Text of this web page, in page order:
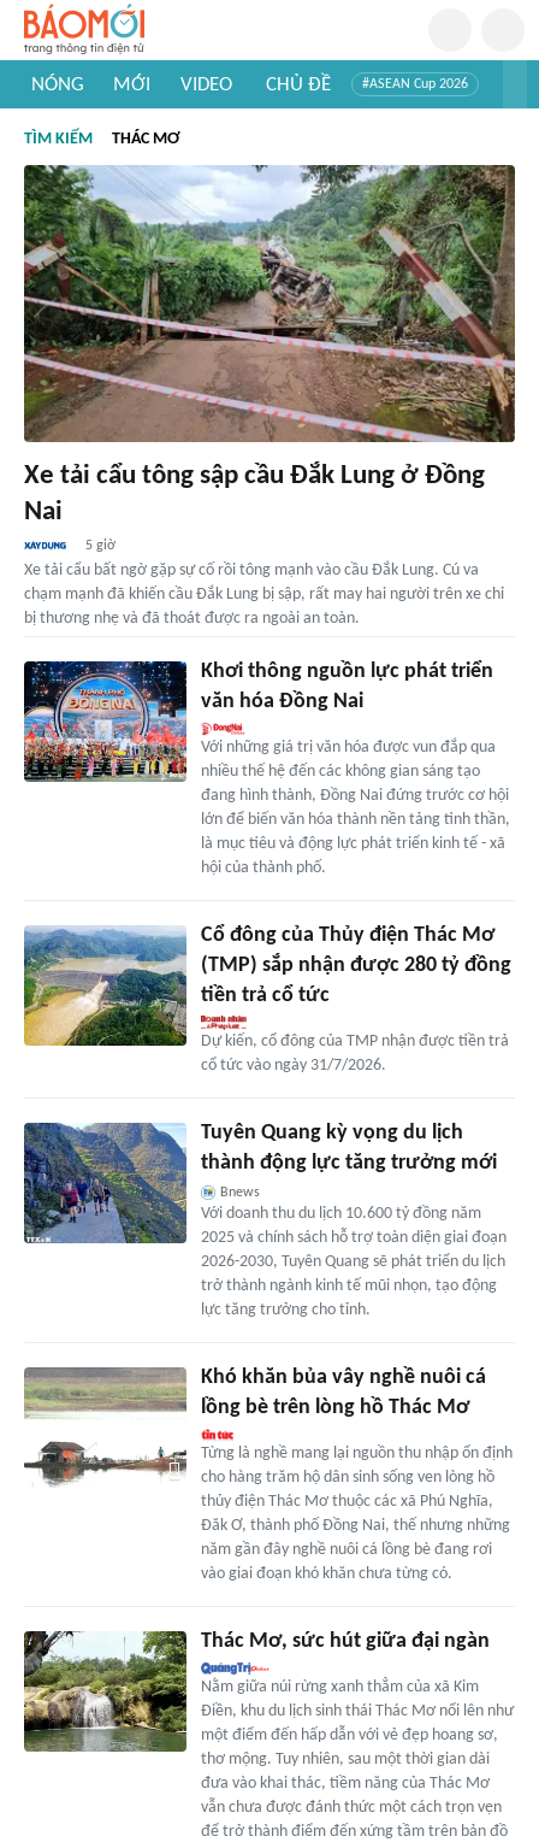
NÓNG MỚI VIDEO CHỦ ĐỀ #ASEAN Cup 2026
#Khám phá thế giới
TÌM KIẾM THÁC MƠ
Xe tải cẩu tông sập cầu Đắk Lung ở Đồng
Nai
5 giờ
Xe tải cẩu bất ngờ gặp sự cố rồi tông mạnh vào cầu Đắk Lung. Cú va
chạm mạnh đã khiến cầu Đắk Lung bị sập, rất may hai người trên xe chỉ
bị thương nhẹ và đã thoát được ra ngoài an toàn.
Khơi thông nguồn lực phát triển
văn hóa Ðồng Nai
Với những giá trị văn hóa được vun đắp qua
nhiều thế hệ đến các không gian sáng tạo
đang hình thành, Đồng Nai đứng trước cơ hội
lớn để biến văn hóa thành nền tảng tinh thần,
là mục tiêu và động lực phát triển kinh tế - xã
hội của thành phố.
Cổ đông của Thủy điện Thác Mơ
(TMP) sắp nhận được 280 tỷ đồng
tiền trả cổ tức
Dự kiến, cổ đông của TMP nhận được tiền trả
cổ tức vào ngày 31/7/2026.
Tuyên Quang kỳ vọng du lịch
thành động lực tăng trưởng mới
Bnews
Với doanh thu du lịch 10.600 tỷ đồng năm
2025 và chính sách hỗ trợ toàn diện giai đoạn
2026-2030, Tuyên Quang sẽ phát triển du lịch
trở thành ngành kinh tế mũi nhọn, tạo động
lực tăng trưởng cho tỉnh.
Khó khăn bủa vây nghề nuôi cá
lồng bè trên lòng hồ Thác Mơ
Từng là nghề mang lại nguồn thu nhập ổn định
cho hàng trăm hộ dân sinh sống ven lòng hồ
thủy điện Thác Mơ thuộc các xã Phú Nghĩa,
Đăk Ơ, thành phố Đồng Nai, thế nhưng những
năm gần đây nghề nuôi cá lồng bè đang rơi
vào giai đoạn khó khăn chưa từng có.
Thác Mơ, sức hút giữa đại ngàn
Nằm giữa núi rừng xanh thẳm của xã Kim
Điền, khu du lịch sinh thái Thác Mơ nổi lên như
một điểm đến hấp dẫn với vẻ đẹp hoang sơ,
thơ mộng. Tuy nhiên, sau một thời gian dài
đưa vào khai thác, tiềm năng của Thác Mơ
vẫn chưa được đánh thức một cách trọn vẹn
để trở thành điểm đến xứng tầm trên bản đồ